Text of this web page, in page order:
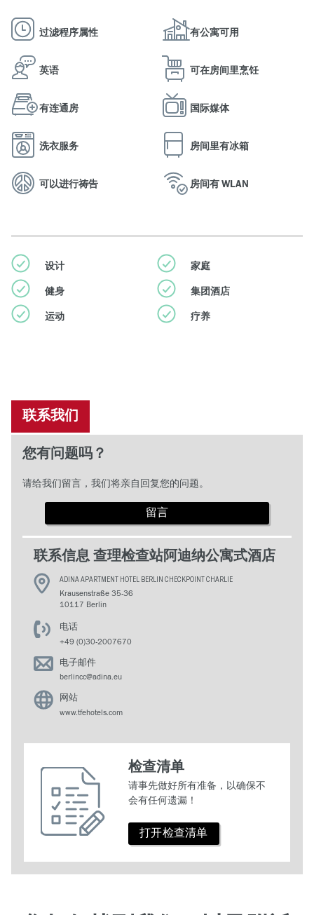
过滤程序属性 有公寓可用
英语 可在房间里烹饪
有连通房 国际媒体
洗衣服务 房间里有冰箱
可以进行祷告 房间有 WLAN
设计
家庭
健身
集团酒店
运动
疗养
联系我们
您有问题吗？
请给我们留言，我们将亲自回复您的问题。
留言
联系信息 查理检查站阿迪纳公寓式酒店
ADINA APARTMENT HOTEL BERLIN CHECKPOINT CHARLIE
Krausenstraße 35-36
10117 Berlin
电话
+49 (0)30-2007670
电子邮件
berlincc@adina.eu
网站
www.tfehotels.com
检查清单
请事先做好所有准备，以确保不
会有任何遗漏！
打开检查清单